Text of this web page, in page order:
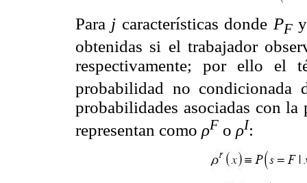
Para j características donde PF
obtenidas si el trabajador
respectivamente; por ello el
probabilidad no condicionada
probabilidades asociadas con
representan como ρF o ρI: